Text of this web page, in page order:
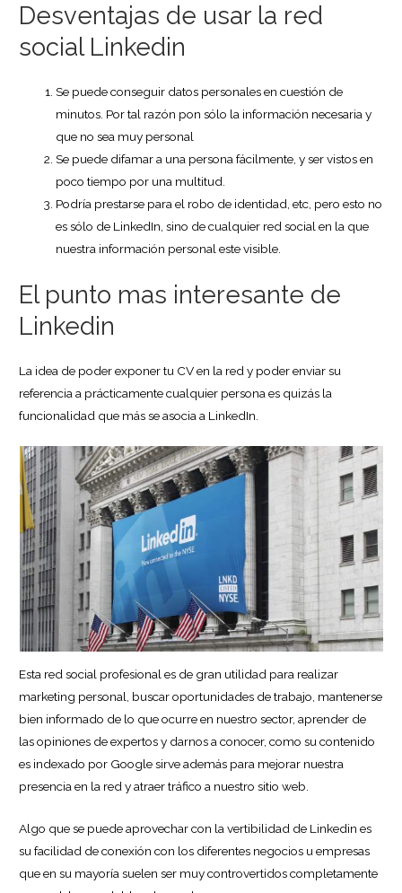
Desventajas de usar la red
social Linkedin
Se puede conseguir datos personales en cuestión de
minutos. Por tal razón pon sólo la información necesaria y
que no sea muy personal
Se puede difamar a una persona fácilmente, y ser vistos en
poco tiempo por una multitud.
Podría prestarse para el robo de identidad, etc, pero esto no
es sólo de LinkedIn, sino de cualquier red social en la que
nuestra información personal este visible.
El punto mas interesante de
Linkedin
La idea de poder exponer tu CV en la red y poder enviar su
referencia a prácticamente cualquier persona es quizás la
funcionalidad que más se asocia a LinkedIn.
Esta red social profesional es de gran utilidad para realizar
marketing personal, buscar oportunidades de trabajo, mantenerse
bien informado de lo que ocurre en nuestro sector, aprender de
las opiniones de expertos y darnos a conocer, como su contenido
es indexado por Google sirve además para mejorar nuestra
presencia en la red y atraer tráfico a nuestro sitio web.
Algo que se puede aprovechar con la vertibilidad de Linkedin es
su facilidad de conexión con los diferentes negocios u empresas
que en su mayoría suelen ser muy controvertidos completamente